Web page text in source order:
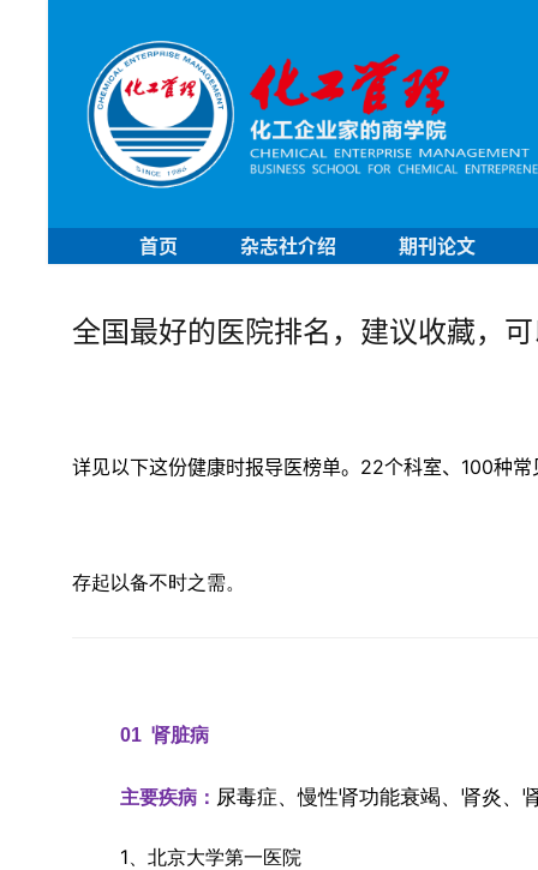
首页 杂志社介绍 期刊论文
全国最好的医院排名，建议收藏，
详见以下这份健康时报导医榜单。22个科室、100种
存起以备不时之需。
01 肾脏病
主要疾病： 尿毒症、慢性肾功能衰竭、肾炎、
1、北京大学第一医院